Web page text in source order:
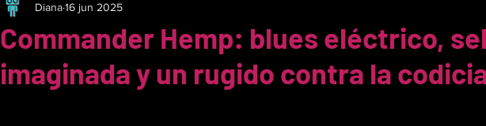
Commander Hemp: blues eléctrico,
imaginada y un rugido contra la
Diana16 jun 2025